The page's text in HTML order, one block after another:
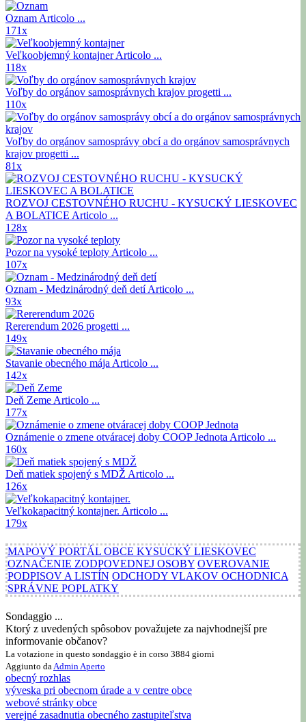
Oznam Articolo ...
171x
Veľkoobjemný kontajnerArticolo ...
118x
Voľby do orgánov samosprávnych krajov progetti ...
110x
Voľby do orgánov samosprávy obcí a do orgánov samosprávnych
krajov progetti ...
81x
ROZVOJ CESTOVNÉHO RUCHU - KYSUCKÝ LIESKOVEC
A BOLATICE Articolo ...
128x
Pozor na vysoké teploty Articolo ...
107x
Oznam - Medzinárodný deň detíArticolo ...
93x
Rererendum 2026 progetti ...
149x
Stavanie obecného mája Articolo ...
142x
Deň Zeme Articolo ...
177x
Oznámenie o zmene otváracej doby COOP Jednota Articolo ...
160x
Deň matiek spojený s MDŽ Articolo ...
126x
Veľkokapacitný kontajner. Articolo ...
179x
MAPOVÝ PORTÁL OBCE KYSUCKÝ LIESKOVEC
OZNAČENIE ZODPOVEDNEJ OSOBY OVEROVANIE
PODPISOV A LISTÍN ODCHODY VLAKOV OCHODNICA
SPRÁVNE POPLATKY
Sondaggio ...
Ktorý z uvedených spôsobov považujete za najvhodnejší pre
informovanie občanov?
La votazione in questo sondaggio è in corso 3884 giorni
Aggiunto da Admin Aperto
obecný rozhlas
výveska pri obecnom úrade a v centre obce
webové stránky obce
verejné zasadnutia obecného zastupiteľstva